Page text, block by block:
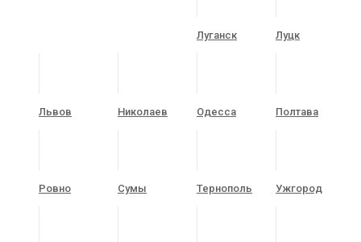
Луганск Луцк
Львов Николаев Одесса Полтава
Ровно Сумы Тернополь Ужгород